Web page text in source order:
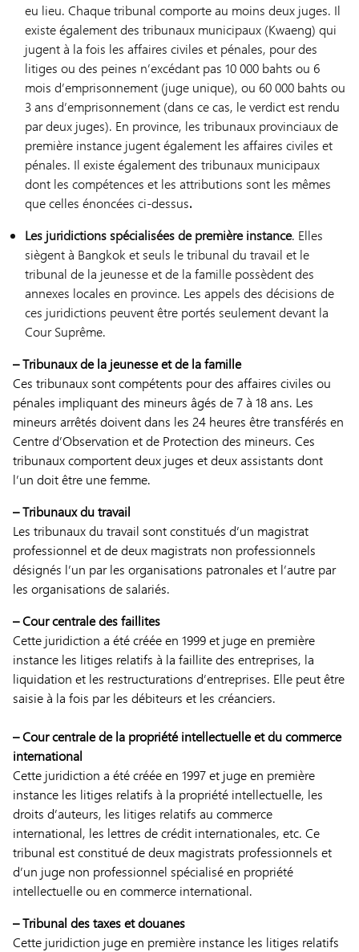
eu lieu. Chaque tribunal comporte au moins deux juges. Il
existe également des tribunaux municipaux (Kwaeng) qui
jugent à la fois les affaires civiles et pénales, pour des
litiges ou des peines n’excédant pas 10 000 bahts ou 6
mois d’emprisonnement (juge unique), ou 60 000 bahts ou
3 ans d’emprisonnement (dans ce cas, le verdict est rendu
par deux juges). En province, les tribunaux provinciaux de
première instance jugent également les affaires civiles et
pénales. Il existe également des tribunaux municipaux
dont les compétences et les attributions sont les mêmes
que celles énoncées ci-dessus.
Les juridictions spécialisées de première instance. Elles
siègent à Bangkok et seuls le tribunal du travail et le
tribunal de la jeunesse et de la famille possèdent des
annexes locales en province. Les appels des décisions de
ces juridictions peuvent être portés seulement devant la
Cour Suprême.
–Tribunaux de la jeunesse et de la famille
Ces tribunaux sont compétents pour des affaires civiles ou
pénales impliquant des mineurs âgés de 7 à 18 ans. Les
mineurs arrêtés doivent dans les 24 heures être transférés en
Centre d’Observation et de Protection des mineurs. Ces
tribunaux comportent deux juges et deux assistants dont
l’un doit être une femme.
–Tribunaux du travail
Les tribunaux du travail sont constitués d’un magistrat
professionnel et de deux magistrats non professionnels
désignés l’un par les organisations patronales et l’autre par
les organisations de salariés.
– Cour centrale des faillites
Cette juridiction a été créée en 1999 et juge en première
instance les litiges relatifs à la faillite des entreprises, la
liquidation et les restructurations d’entreprises. Elle peut être
saisie à la fois par les débiteurs et les créanciers.
–Cour centrale de la propriété intellectuelle et du commerce
international
Cette juridiction a été créée en 1997 et juge en première
instance les litiges relatifs à la propriété intellectuelle, les
droits d’auteurs, les litiges relatifs au commerce
international, les lettres de crédit internationales, etc. Ce
tribunal est constitué de deux magistrats professionnels et
d’un juge non professionnel spécialisé en propriété
intellectuelle ou en commerce international.
– Tribunal des taxes et douanes
Cette juridiction juge en première instance les litiges relatifs